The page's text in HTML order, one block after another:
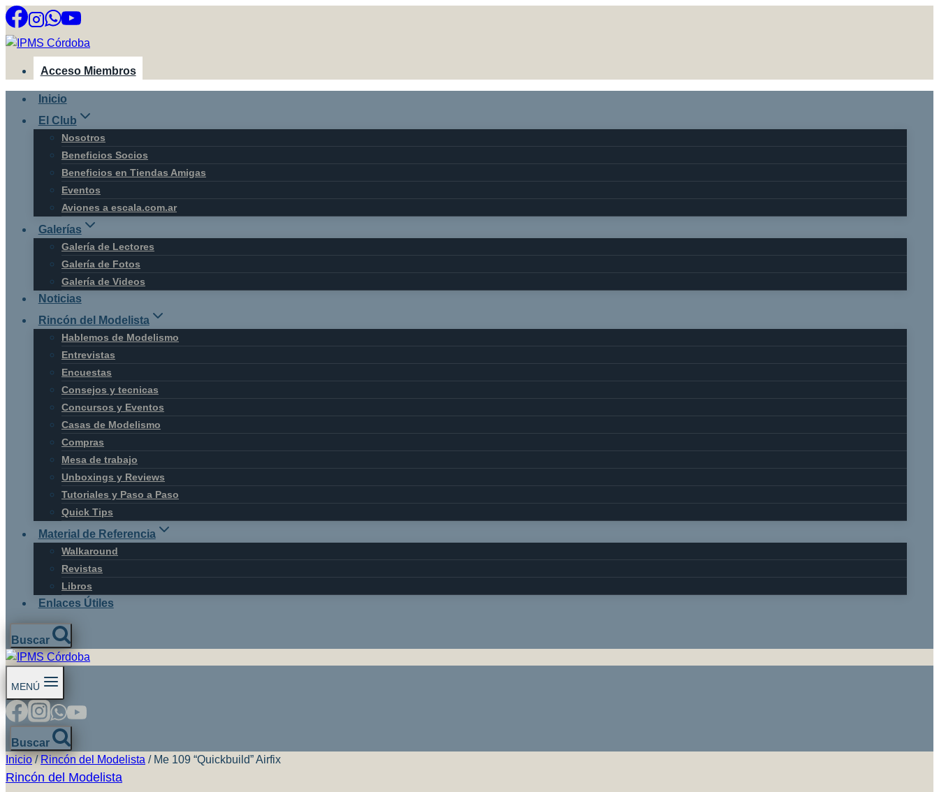
Saltar
al
contenido
Acceso Miembros
Inicio
El Club
Nosotros
Beneficios Socios
Beneficios en Tiendas Amigas
Eventos
Aviones a escala.com.ar
Galerías
Galería de Lectores
Galería de Fotos
Galería de Videos
Noticias
Rincón del Modelista
Hablemos de Modelismo
Entrevistas
Encuestas
Consejos y tecnicas
Concursos y Eventos
Casas de Modelismo
Compras
Mesa de trabajo
Unboxings y Reviews
Tutoriales y Paso a Paso
Quick Tips
Material de Referencia
Walkaround
Revistas
Libros
Enlaces Útiles
Buscar
MENÚ
Buscar
Inicio / Rincón del Modelista / Me 109 “Quickbuild” Airfix
Rincón del Modelista